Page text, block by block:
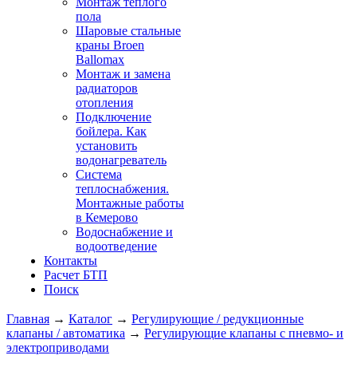
пола
Шаровые стальные
краны Broen
Ballomax
Монтаж и замена
радиаторов
отопления
Подключение
бойлера. Как
установить
водонагреватель
Система
теплоснабжения.
Монтажные работы
в Кемерово
Водоснабжение и
водоотведение
Контакты
Расчет БТП
Поиск
Главная → Каталог → Регулирующие / редукционные
клапаны / автоматика → Регулирующие клапаны с пневмо- и
электроприводами